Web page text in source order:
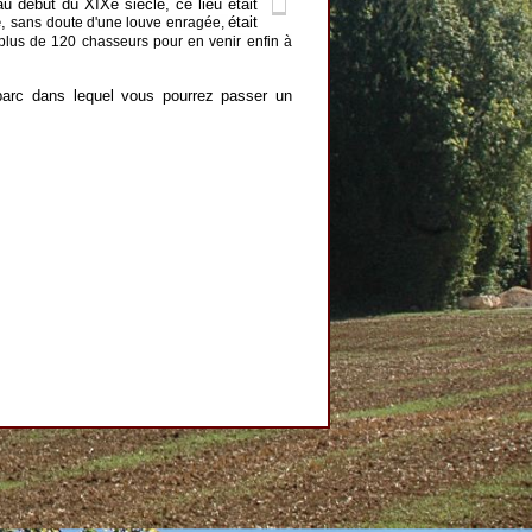
début du XIXe siècle, ce lieu était
sans doute d'une louve enragée, était
de 120 chasseurs pour en venir enfin à
dans lequel vous pourrez passer un